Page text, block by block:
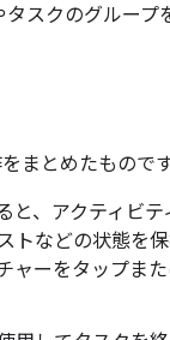
スクのグループ
まとめたものです
と、アクティビ
などの状態を保
ャーをタップま